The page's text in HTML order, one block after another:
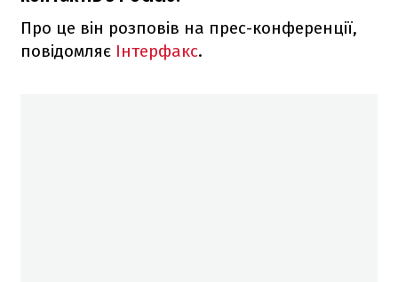
Про це він розповів на прес-конференції,
повідомляє Інтерфакс.